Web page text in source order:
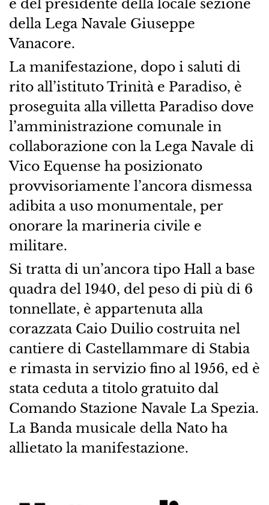
e del presidente della locale sezione
della Lega Navale Giuseppe
Vanacore.
La manifestazione, dopo i saluti di
rito all’istituto Trinità e Paradiso, è
proseguita alla villetta Paradiso dove
l’amministrazione comunale in
collaborazione con la Lega Navale di
Vico Equense ha posizionato
provvisoriamente l’ancora dismessa
adibita a uso monumentale, per
onorare la marineria civile e
militare.
Si tratta di un’ancora tipo Hall a base
quadra del 1940, del peso di più di 6
tonnellate, è appartenuta alla
corazzata Caio Duilio costruita nel
cantiere di Castellammare di Stabia
e rimasta in servizio fino al 1956, ed è
stata ceduta a titolo gratuito dal
Comando Stazione Navale La Spezia.
La Banda musicale della Nato ha
allietato la manifestazione.